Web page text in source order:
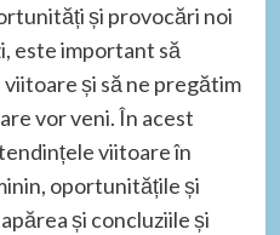
și provocări noi
este important să
și să ne pregătim
vor veni. În acest
viitoare în
oportunitățile și
și concluziile și